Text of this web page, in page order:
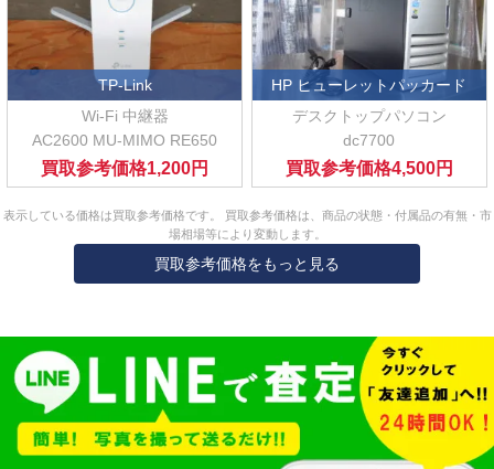
TP-Link
Wi-Fi 中継器
AC2600 MU-MIMO RE650
買取参考価格1,200円
HP ヒューレットパッカード
デスクトップパソコン
dc7700
買取参考価格4,500円
表示している価格は買取参考価格です。 買取参考価格は、商品の状態・付属品の有無・市
場相場等により変動します。
買取参考価格をもっと見る